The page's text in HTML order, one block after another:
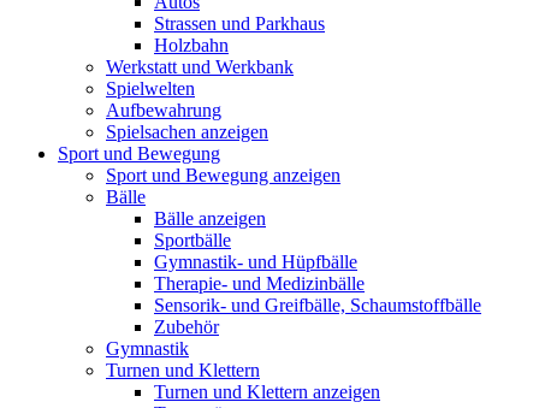
Strassen und Parkhaus
Holzbahn
Werkstatt und Werkbank
Spielwelten
Aufbewahrung
Spielsachen anzeigen
Sport und Bewegung
Sport und Bewegung anzeigen
Bälle
Bälle anzeigen
Sportbälle
Gymnastik- und Hüpfbälle
Therapie- und Medizinbälle
Sensorik- und Greifbälle, Schaumstoffbälle
Zubehör
Gymnastik
Turnen und Klettern
Turnen und Klettern anzeigen